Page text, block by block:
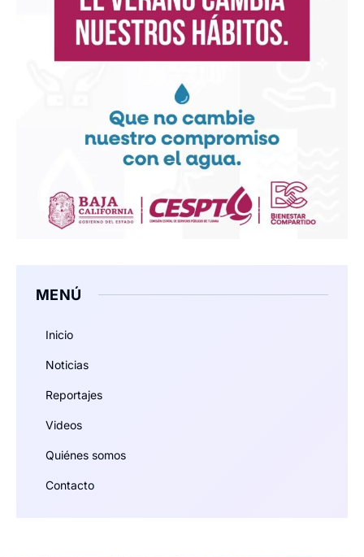
MENÚ
Inicio
Noticias
Reportajes
Videos
Quiénes somos
Contacto